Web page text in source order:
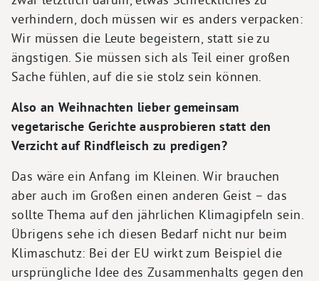
verhindern, doch müssen wir es anders verpacken:
Wir müssen die Leute begeistern, statt sie zu
ängstigen. Sie müssen sich als Teil einer großen
Sache fühlen, auf die sie stolz sein können.
Also an Weihnachten lieber gemeinsam
vegetarische Gerichte ausprobieren statt den
Verzicht auf Rindfleisch zu predigen?
Das wäre ein Anfang im Kleinen. Wir brauchen
aber auch im Großen einen anderen Geist – das
sollte Thema auf den jährlichen Klimagipfeln sein.
Übrigens sehe ich diesen Bedarf nicht nur beim
Klimaschutz: Bei der EU wirkt zum Beispiel die
ursprüngliche Idee des Zusammenhalts gegen den